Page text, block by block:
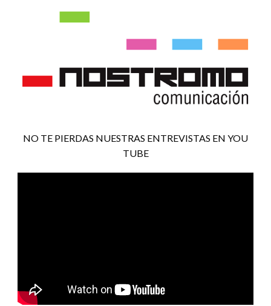
NO TE PIERDAS NUESTRAS ENTREVISTAS EN YOU
TUBE